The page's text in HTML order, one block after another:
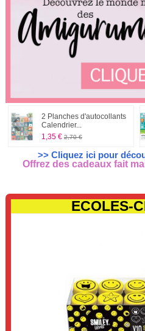
2 Planches d'autocollants
Calendrier...
1,35 € 2,70 €
>> Cliquez ici pour
Offrez des cadeaux fait
ECOLES-